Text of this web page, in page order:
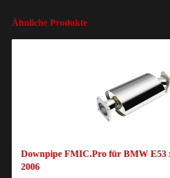
Ähnliche Produkte
Downpipe FMIC.Pro für BMW E53
2006